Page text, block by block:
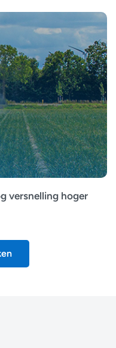
versnelling hoger